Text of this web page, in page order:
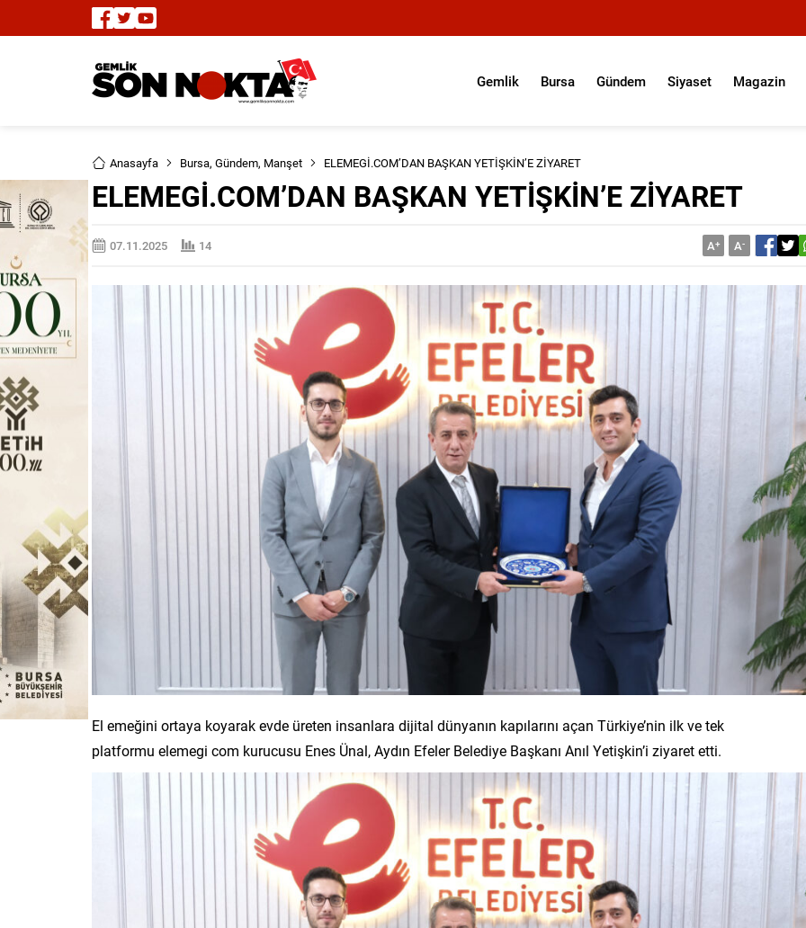
Gemlik Bursa Gündem Siyaset Magazin
Anasayfa Bursa, Gündem, Manşet ELEMEGİ.COM’DAN BAŞKAN YETİŞKİN’E ZİYARET
ELEMEGİ.COM’DAN BAŞKAN YETİŞKİN’E ZİYARET
07.11.2025 14 A+ A-
El emeğini ortaya koyarak evde üreten insanlara dijital dünyanın kapılarını açan Türkiye’nin ilk ve tek
platformu elemegi com kurucusu Enes Ünal, Aydın Efeler Belediye Başkanı Anıl Yetişkin’i ziyaret etti.